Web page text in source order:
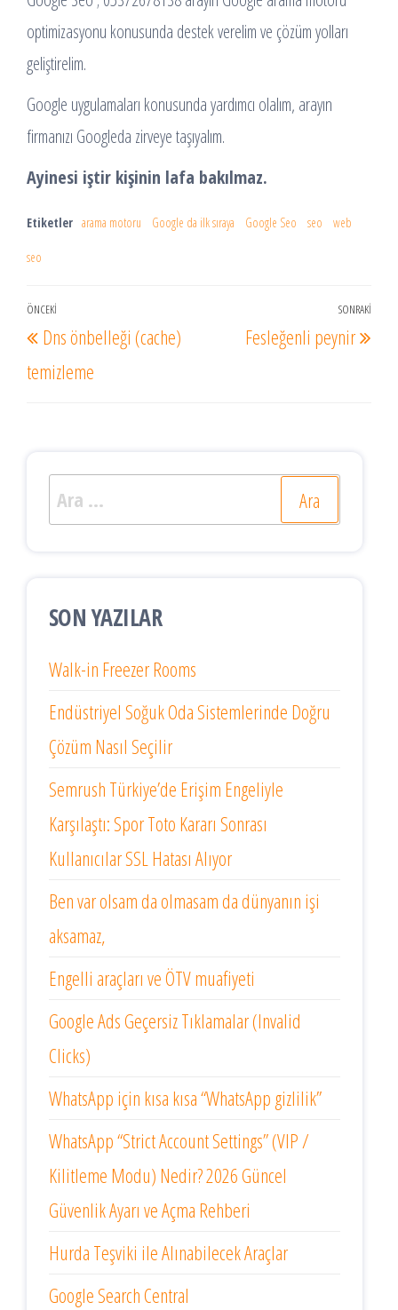
optimizasyonu konusunda destek verelim ve çözüm yolları
geliştirelim.
Google uygulamaları konusunda yardımcı olalım, arayın
firmanızı Googleda zirveye taşıyalım.
Ayinesi iştir kişinin lafa bakılmaz.
Etiketler arama motoru Google da ilk sıraya Google Seo seo web
seo
Yazı
gezinmesi
Önceki
Yazı
ÖNCEKI
Dns önbelleği (cache)
temizleme
SONRAKI
Fesleğenli peynir
Arama:
SON YAZILAR
Walk-in Freezer Rooms
Endüstriyel Soğuk Oda Sistemlerinde Doğru
Çözüm Nasıl Seçilir
Semrush Türkiye’de Erişim Engeliyle
Karşılaştı: Spor Toto Kararı Sonrası
Kullanıcılar SSL Hatası Alıyor
Ben var olsam da olmasam da dünyanın işi
aksamaz,
Engelli araçları ve ÖTV muafiyeti
Google Ads Geçersiz Tıklamalar (Invalid
Clicks)
WhatsApp için kısa kısa “WhatsApp gizlilik”
WhatsApp “Strict Account Settings” (VIP /
Kilitleme Modu) Nedir? 2026 Güncel
Güvenlik Ayarı ve Açma Rehberi
Hurda Teşviki ile Alınabilecek Araçlar
Google Search Central